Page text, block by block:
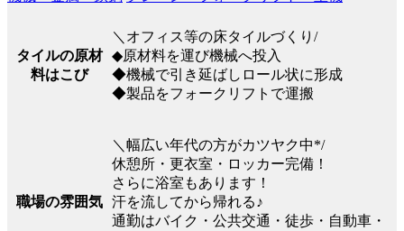
タイルの原材
料はこび
＼オフィス等の床タイルづくり/
◆原材料を運び機械へ投入
◆機械で引き延ばしロール状に形成
◆製品をフォークリフトで運搬
職場の雰囲気
＼幅広い年代の方がカツヤク中*/
休憩所・更衣室・ロッカー完備！
さらに浴室もあります！
汗を流してから帰れる♪
通勤はバイク・公共交通・徒歩・自動車・